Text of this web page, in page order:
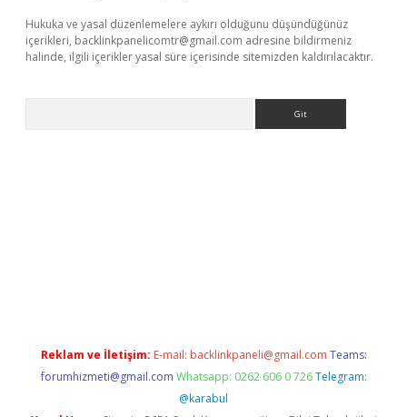
Hukuka ve yasal düzenlemelere aykırı olduğunu düşündüğünüz
içerikleri, backlinkpanelicomtr@gmail.com adresine bildirmeniz
halinde, ilgili içerikler yasal süre içerisinde sitemizden kaldırılacaktır.
Reklam ve İletişim: E-mail: backlinkpaneli@gmail.com Teams:
forumhizmeti@gmail.com Whatsapp: 0262 606 0 726 Telegram:
@karabul